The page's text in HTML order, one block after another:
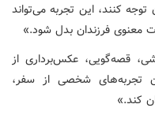
کنند، این تجربه می‌تواند
معنوی فرزندان بدل شود.»
قصه‌گویی، عکس‌برداری از
تجربه‌های شخصی از سفر،
کند.»